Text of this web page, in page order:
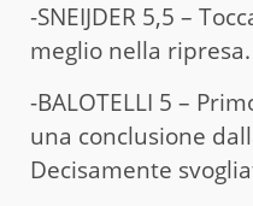
-SNEIJDER 5,5 –
meglio nella ripresa.
-BALOTELLI 5 –
una conclusione
Decisamente